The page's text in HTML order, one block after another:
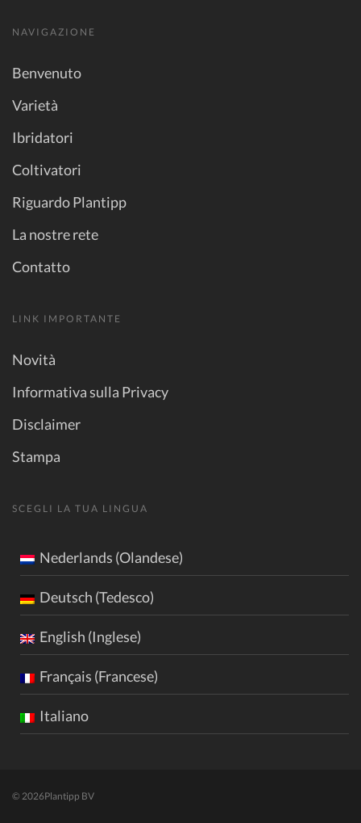
NAVIGAZIONE
Benvenuto
Varietà
Ibridatori
Coltivatori
Riguardo Plantipp
La nostre rete
Contatto
LINK IMPORTANTE
Novità
Informativa sulla Privacy
Disclaimer
Stampa
SCEGLI LA TUA LINGUA
Nederlands (Olandese)
Deutsch (Tedesco)
English (Inglese)
Français (Francese)
Italiano
© 2026Plantipp BV